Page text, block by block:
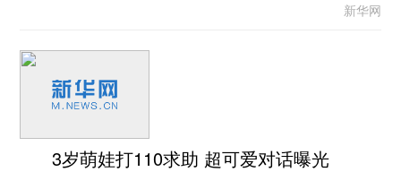
新华网
3岁萌娃打110求助 超可爱对话曝光